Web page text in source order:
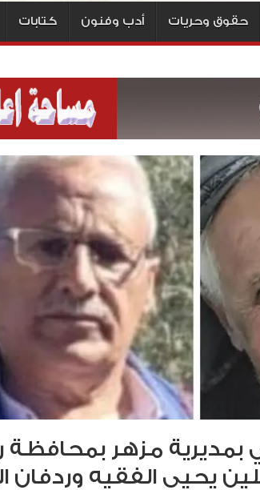
حقوق وحريات أدب وفنون كتابات
بمديرية مزهر بمحافظة
يحيى الفقيه وردفان